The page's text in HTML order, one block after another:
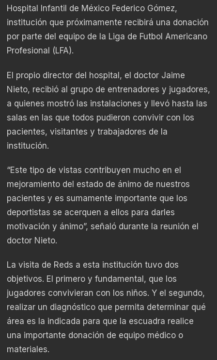
Hospital Infantil de México Federico Gómez,
institución que próximamente recibirá una donación
por parte del equipo de la Liga de Futbol Americano
Profesional (LFA).
El propio director del hospital, el doctor Jaime
Nieto, recibió al grupo de entrenadores y jugadores,
a quienes mostró las instalaciones y llevó hasta las
salas en las que todos pudieron convivir con los
pacientes, visitantes y trabajadores de la
institución.
“Este tipo de vistas contribuyen mucho en el
mejoramiento del estado de ánimo de nuestros
pacientes y es sumamente importante que los
deportistas se acerquen a ellos para darles
motivación y ánimo”, señaló durante la reunión el
doctor Nieto.
La visita de Reds a esta institución tuvo dos
objetivos. El primero y fundamental, que los
jugadores convivieran con los niños. Y el segundo,
realizar un diagnóstico que permita determinar qué
área es la indicada para que la escuadra realice
una importante donación de equipo médico o
materiales.